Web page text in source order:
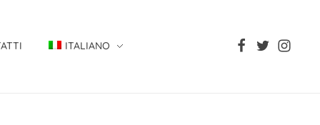
ITALIANO